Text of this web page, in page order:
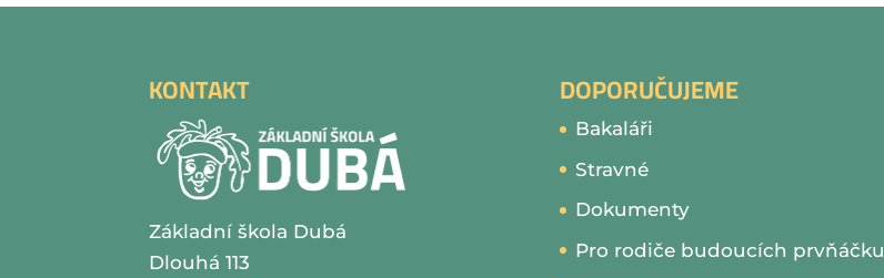
KONTAKT
Základní škola Dubá
Dlouhá 113
DOPORUČUJEME
Bakaláři
Stravné
Dokumenty
Pro rodiče budoucích prvňáčku